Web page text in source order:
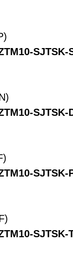
SJTSK-
SJTSK-
SJTSK-
SJTSK-